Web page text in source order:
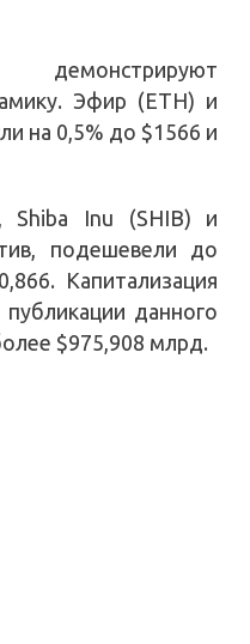
Эфир (ETH) и
на 0,5% до $1566 и
Shiba Inu (SHIB) и
подешевели до
Капитализация
данного
$975,908 млрд.